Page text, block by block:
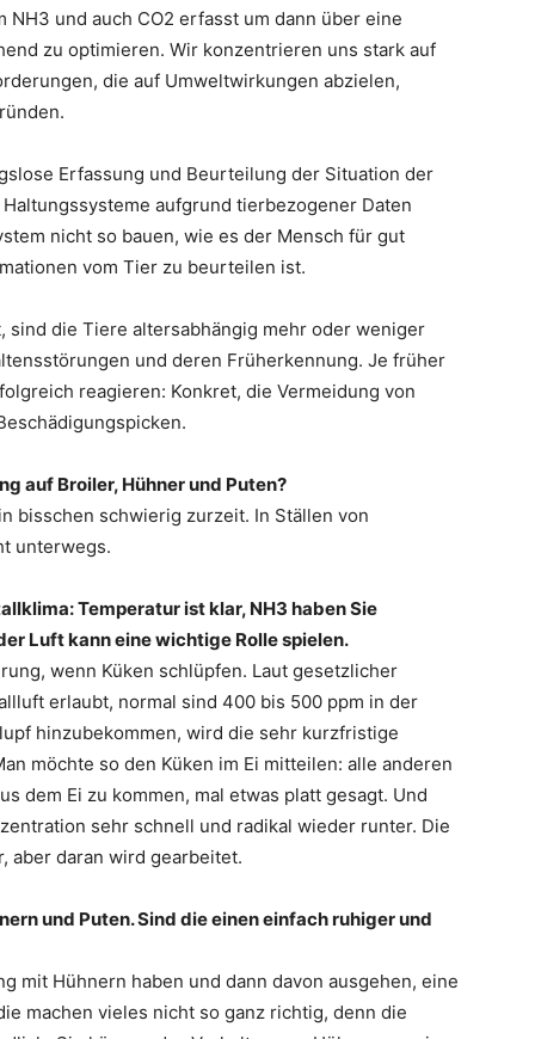
und auch CO2 erfasst um dann über eine
zu optimieren. Wir konzentrieren uns stark auf
die auf Umweltwirkungen abzielen,
Erfassung und Beurteilung der Situation der
aufgrund tierbezogener Daten
nicht so bauen, wie es der Mensch für gut
vom Tier zu beurteilen ist.
sind die Tiere altersabhängig mehr oder weniger
und deren Früherkennung. Je früher
reagieren: Konkret, die Vermeidung von
auf Broiler, Hühner und Puten?
bisschen schwierig zurzeit. In Ställen von
unterwegs.
Temperatur ist klar, NH3 haben Sie
Luft kann eine wichtige Rolle spielen.
wenn Küken schlüpfen. Laut gesetzlicher
erlaubt, normal sind 400 bis 500 ppm in der
hinzubekommen, wird die sehr kurzfristige
möchte so den Küken im Ei mitteilen: alle anderen
dem Ei zu kommen, mal etwas platt gesagt. Und
sehr schnell und radikal wieder runter. Die
aber daran wird gearbeitet.
und Puten. Sind die einen einfach ruhiger und
mit Hühnern haben und dann davon ausgehen, eine
machen vieles nicht so ganz richtig, denn die